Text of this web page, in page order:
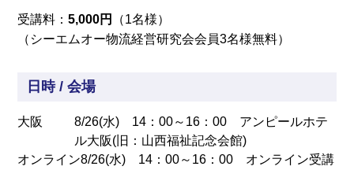
受講料：5,000円
（1名様）
（シーエムオー物流経営研究会会員3名様無料）
日時 / 会場
大阪
8/26(水) 14：00～16：00 アンピールホテ
ル大阪(旧：山西福祉記念会館)
オンライン8/26(水) 14：00～16：00 オンライン受講